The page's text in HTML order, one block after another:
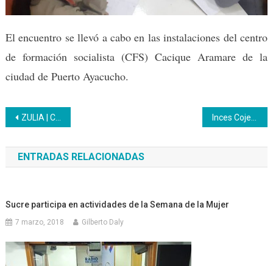
El encuentro se llevó a cabo en las instalaciones del centro
de formación socialista (CFS) Cacique Aramare de la
ciudad de Puerto Ayacucho.
Navegación
de
entradas
ZULIA | Crece la atención a la población estudiantil con el bachillerato productivo
ENTRADAS RELACIONADAS
Sucre participa en actividades de la Semana de la Mujer
7 marzo, 2018 Gilberto Daly